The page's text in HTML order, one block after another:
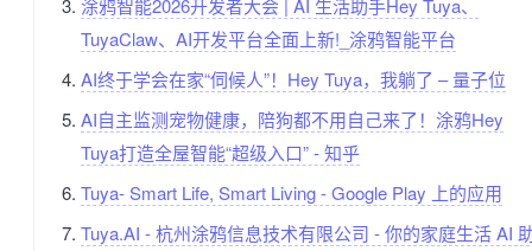
TuyaClaw、AI开发平台全面上新!_涂鸦智能平台
AI终于学会在家“伺候人”！Hey Tuya，我躺了 – 量子位
AI自主监测宠物健康，陪狗都不用自己来了！涂鸦Hey
Tuya打造全屋智能“超级入口” - 知乎
Tuya- Smart Life, Smart Living - Google Play 上的应用
Tuya.AI - 杭州涂鸦信息技术有限公司 - 你的家庭生活 AI